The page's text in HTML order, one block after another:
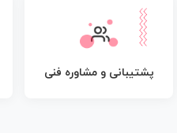
پشتیبانی و مشاوره فنی